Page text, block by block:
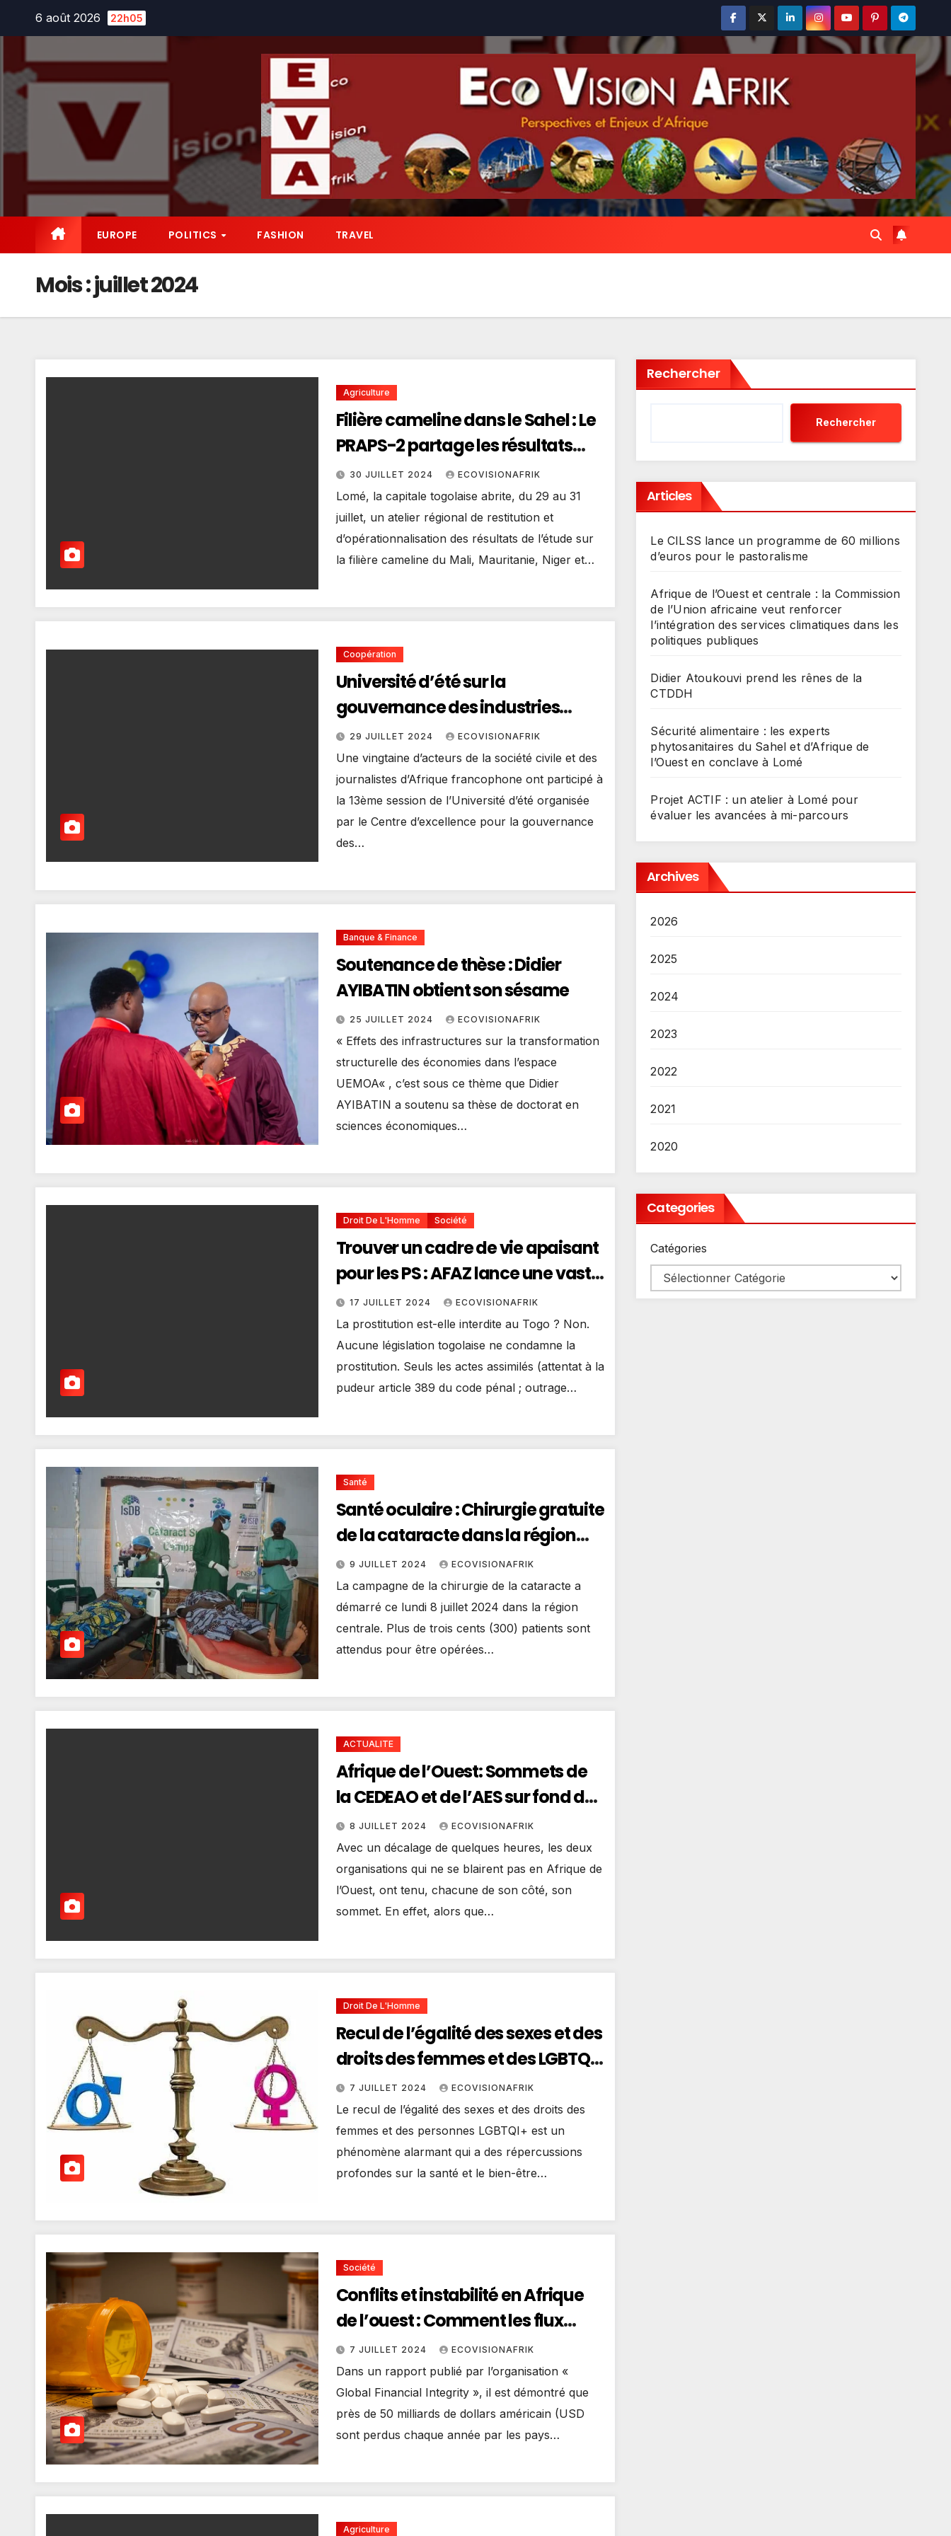
6 août 2026 22h05
EUROPE POLITICS FASHION TRAVEL
Mois :juillet 2024
Agriculture
Filière cameline dans le Sahel : Le
PRAPS-2 partage les résultats
d’une récente étude
30 JUILLET 2024 ECOVISIONAFRIK
Lomé, la capitale togolaise abrite, du 29 au 31
juillet, un atelier régional de restitution et
d’opérationnalisation des résultats de l’étude sur
la filière cameline du Mali, Mauritanie, Niger et…
Coopération
Université d’été sur la
gouvernance des industries
extractives 2024 : le journaliste
Anderson AKUE a partagé
l’expérience du Togo
29 JUILLET 2024 ECOVISIONAFRIK
Une vingtaine d’acteurs de la société civile et des
journalistes d’Afrique francophone ont participé à
la 13ème session de l’Université d’été organisée
par le Centre d’excellence pour la gouvernance
des…
Banque & Finance
Soutenance de thèse : Didier
AYIBATIN obtient son sésame
25 JUILLET 2024 ECOVISIONAFRIK
« Effets des infrastructures sur la transformation
structurelle des économies dans l’espace
UEMOA« , c’est sous ce thème que Didier
AYIBATIN a soutenu sa thèse de doctorat en
sciences économiques…
Droit De L'Homme Société
Trouver un cadre de vie apaisant
pour les PS : AFAZ lance une vaste
concertation nationale avec des
acteurs clés
17 JUILLET 2024 ECOVISIONAFRIK
La prostitution est-elle interdite au Togo ? Non.
Aucune législation togolaise ne condamne la
prostitution. Seuls les actes assimilés (attentat à la
pudeur article 389 du code pénal ; outrage…
Santé
Santé oculaire : Chirurgie gratuite
de la cataracte dans la région
centrale
9 JUILLET 2024 ECOVISIONAFRIK
La campagne de la chirurgie de la cataracte a
démarré ce lundi 8 juillet 2024 dans la région
centrale. Plus de trois cents (300) patients sont
attendus pour être opérées…
ACTUALITE
Afrique de l’Ouest: Sommets de
la CEDEAO et de l’AES sur fond de
rupture – Que chacune s’assume
8 JUILLET 2024 ECOVISIONAFRIK
Avec un décalage de quelques heures, les deux
organisations qui ne se blairent pas en Afrique de
l’Ouest, ont tenu, chacune de son côté, son
sommet. En effet, alors que…
Droit De L'Homme
Recul de l’égalité des sexes et des
droits des femmes et des LGBTQI+
en Afrique : Focus sur le Togo
7 JUILLET 2024 ECOVISIONAFRIK
Le recul de l’égalité des sexes et des droits des
femmes et des personnes LGBTQI+ est un
phénomène alarmant qui a des répercussions
profondes sur la santé et le bien-être…
Société
Conflits et instabilité en Afrique
de l’ouest : Comment les flux
financiers illicites y contribuent
7 JUILLET 2024 ECOVISIONAFRIK
Dans un rapport publié par l’organisation «
Global Financial Integrity », il est démontré que
près de 50 milliards de dollars américain (USD
sont perdus chaque année par les pays…
Agriculture
Rechercher
Rechercher
Articles
Le CILSS lance un programme de 60 millions
d’euros pour le pastoralisme
Afrique de l’Ouest et centrale : la Commission
de l’Union africaine veut renforcer
l’intégration des services climatiques dans les
politiques publiques
Didier Atoukouvi prend les rênes de la
CTDDH
Sécurité alimentaire : les experts
phytosanitaires du Sahel et d’Afrique de
l’Ouest en conclave à Lomé
Projet ACTIF : un atelier à Lomé pour
évaluer les avancées à mi-parcours
Archives
2026
2025
2024
2023
2022
2021
2020
Categories
Catégories